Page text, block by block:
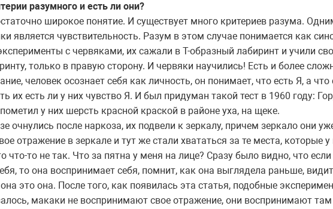
разумного и есть ли они?
широкое понятие. И существует много критериев разума.
является чувствительность. Разум в этом случае понимается как
с червяками, их сажали в Т-образный лабиринт и учили
только в правую сторону. И червяки научились! Есть и более
человек осознает себя как личность, он понимает, что есть Я, а
их есть ли у них чувство Я. И был придуман такой тест в 1960 году:
у них шерсть красной краской в районе уха, на щеке.
очнулись после наркоза, их подвели к зеркалу, причем зеркало они
отражение в зеркале и тут же стали хвататься за те места, которые
что-то не так. Что за пятна у меня на лице? Сразу было видно, что
то она воспринимает себя, помнит, как она выглядела раньше,
это она. После того, как появилась эта статья, подобные
макаки не воспринимают свое отражение, они воспринимают